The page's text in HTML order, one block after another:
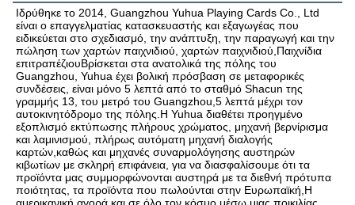
Ιδρύθηκε το 2014, Guangzhou Yuhua Playing Cards Co., Ltd
είναι ο επαγγελματίας κατασκευαστής και εξαγωγέας που
ειδικεύεται στο σχεδιασμό, την ανάπτυξη, την παραγωγή και την
πώληση των χαρτών παιχνιδιού, χαρτών παιχνιδιού,Παιχνίδια
επιτραπέζιουΒρίσκεται στα ανατολικά της πόλης του
Guangzhou, Yuhua έχει βολική πρόσβαση σε μεταφορικές
συνδέσεις, είναι μόνο 5 λεπτά από το σταθμό Shacun της
γραμμής 13, του μετρό του Guangzhou,5 λεπτά μέχρι τον
αυτοκινητόδρομο της πόλης.Η Yuhua διαθέτει προηγμένο
εξοπλισμό εκτύπωσης πλήρους χρώματος, μηχανή βερνίρισμα
και λαμινισμού, πλήρως αυτόματη μηχανή διαλογής
καρτών,καθώς και μηχανές συναρμολόγησης αυστηρών
κιβωτίων με σκληρή επιφάνεια, για να διασφαλίσουμε ότι τα
προϊόντα μας συμμορφώνονται αυστηρά με τα διεθνή πρότυπα
ποιότητας, τα προϊόντα που πωλούνται στην Ευρωπαϊκή,Η